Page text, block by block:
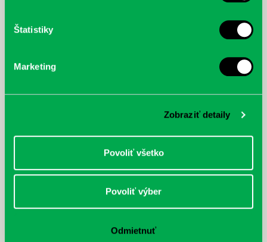
Štatistiky
Marketing
Zobraziť detaily
Povoliť všetko
Povoliť výber
Odmietnuť
Rudź, Przemyslaw: Atlas hviezd:
Hardy, Paula: Japonsko na tanieri:
kompletný sprievodca
japonskou kuchyňou a etiketou